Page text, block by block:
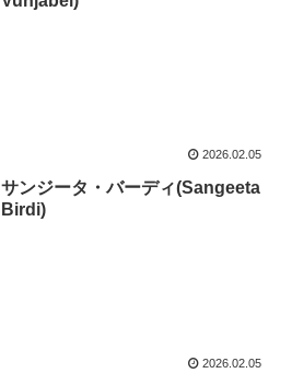
2026.02.05
サンジータ・バーディ(Sangeeta
Birdi)
2026.02.05